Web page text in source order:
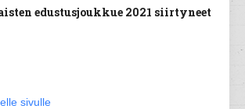
edustusjoukkue 2021 siirtyneet
sivulle